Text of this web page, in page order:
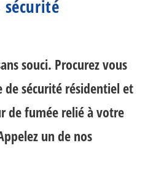
sécurité
souci. Procurez vous
de sécurité résidentiel et
de fumée relié à votre
un de nos